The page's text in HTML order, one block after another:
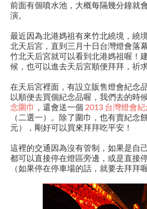
前面有個噴水池，大概每隔幾分鐘就
演。
最近因為北港媽祖有來竹北繞境，繞
北天后宮，直到三月十日台灣燈會落
竹北天后宮就可以看到北港媽祖喔！
候，也可以進去天后宮順便拜拜，祈求
在天后宮裡面，有設立販售燈會紀念
以順便去買個紀念品喔，我們去的時
念圍巾 ，還會送一個 2013 台灣燈會
（二選一）。除了圍巾，也有賣紀念
元），剛好可以買來拜拜吃平安！
這裡的交通因為沒有管制，如果是自
都可以直接停在燈區旁邊，或是直接
（如果停在停車場的話，就要去拜拜